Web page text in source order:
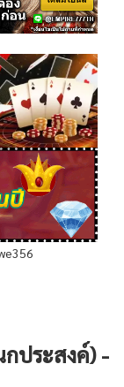
กประสงค์) -